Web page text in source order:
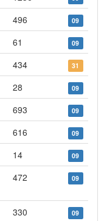
496 09
61 09
434 31
28 09
693 09
616 09
14 09
472 09
330 09